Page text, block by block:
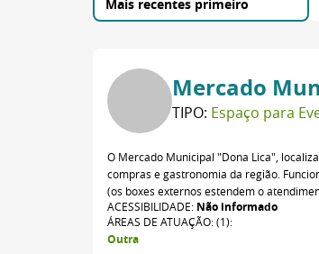
Mercado
TIPO: Espaço para
O Mercado Municipal "Dona Lica",
compras e gastronomia da região.
(os boxes externos estendem o
ACESSIBILIDADE: Não informado
ÁREAS DE ATUAÇÃO: (1):
Outra